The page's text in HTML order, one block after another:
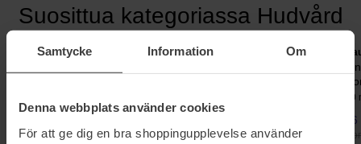
Samtycke Information Om
Denna webbplats använder cookies
För att ge dig en bra shoppingupplevelse använder
Suosittua kategoriassa Hudvård
Dermalogica
Normaali hinta 84 €
Clarins
Normaali hinta 134 €
30